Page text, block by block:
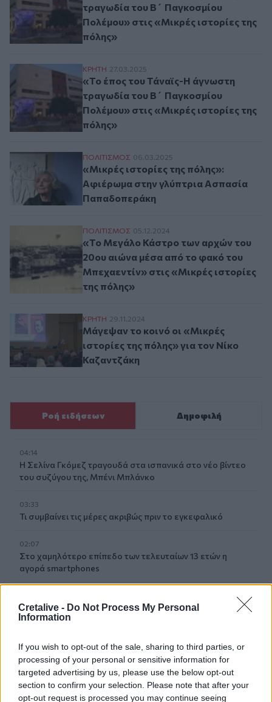
Cretalive - Do Not Process My Personal
Information
If you wish to opt-out of the sale, sharing to third parties, or
processing of your personal or sensitive information for
targeted advertising by us, please use the below opt-out
section to confirm your selection. Please note that after your
opt-out request is processed you may continue seeing
τραγωδία του Β΄ Παγκοσμίου
Πολέμου» στις «Μικρές ιστορίες της
πόλης»
«Το έπος του Τάναϊς-Η άγνωστη
ΚΡΗΤΗ 27.03.2025
«Το έπος του Τάναϊς-Η άγνωστη
τραγωδία του Β΄ Παγκοσμίου
Πολέμου» στις «Μικρές ιστορίες της
πόλης»
«Μικρές ιστορίες της πόλης»:
ΠΟΛΙΤΙΣΜΟΣ 06.03.2025
«Μικρές ιστορίες της πόλης»:
Αφιέρωμα στην γλύπτρια Ασπασία
Παπαδοπεράκη
«Το Μεγάλο Κάστρο των αρχών του 20ου
ΠΟΛΙΤΙΣΜΟΣ 05.12.2024
«Το Μεγάλο Κάστρο των αρχών του
20ου αιώνα μέσα από το φακό του
Μπεχαεντίν» στις «Μικρές ιστορίες
της πόλης»
Μάγεψαν το κοινό οι «Μικρές ιστορίες
ΚΡΗΤΗ 29.11.2024
Μάγεψαν το κοινό οι «Μικρές
ιστορίες της πόλης» για τον Νίκο
Καζαντζάκη
Ροή ειδήσεων Δημοφιλή
04:14
Η Σελίνα Γκόμεζ τραγουδά στα ισπανικά στο νέο βίντεο
του συζύγου της, Μπένι Μπλάνκο
03:33
Τι συμβαίνει τις μέρες ακριβώς πριν το εγκεφαλικό
02:07
Στο χαμηλότερο επίπεδο των τελευταίων 13 ετών η
αγορά smartphones
Νέιθαν Τόμας: Το παιδί-θαύμα που έγινε καθηγητής
πανεπιστημίου στα 18 του χρόνια
01:10
Γιατί του Σωτήρος τρώμε ψάρι και ευλογούμε τα πρώτα
σταφύλια
23:55